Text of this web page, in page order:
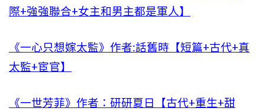
際+強強聯合+女主和男主都是軍人】
《一心只想嫁太監》作者:話舊時【短篇+古代+真
太監+宦官】
《一世芳菲》作者：研研夏日【古代+重生+甜